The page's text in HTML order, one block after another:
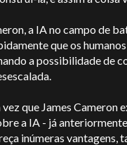
a IA no campo de
que os
a possibilidade de
que James Cameron
a IA - já
inúmeras vantagens,